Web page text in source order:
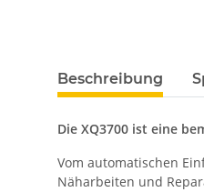
Beschreibung
Die XQ3700 ist eine
Vom automatischen
Näharbeiten und